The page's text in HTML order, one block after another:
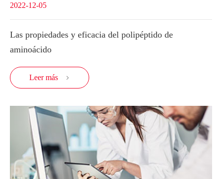
2022-12-05
Las propiedades y eficacia del polipéptido de
aminoácido
Leer más 